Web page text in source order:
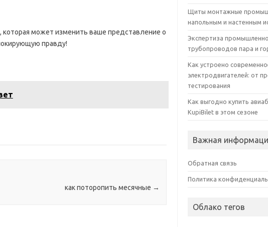
может изменить ваше представление о
правду!
как поторопить месячные →
Щиты монтажные
напольным и настенным
Экспертиза
трубопроводов пара и
Как устроено
электродвигателей: от
тестирования
Как выгодно купить
KupiBilet в этом сезоне
Важная
Обратная связь
Политика
Облако тегов